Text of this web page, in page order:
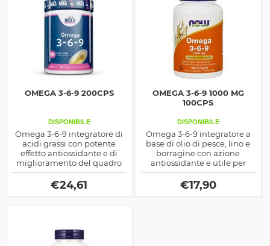
OMEGA 3-6-9 200CPS
DISPONIBILE
Omega 3-6-9 integratore di
acidi grassi con potente
effetto antiossidante e di
miglioramento del quadro
lipidemico, ideale anche
come dimagrante
metabolico indiretto
€24,61
OMEGA 3-6-9 1000 MG
100CPS
DISPONIBILE
Omega 3-6-9 integratore a
base di olio di pesce, lino e
borragine con azione
antiossidante e utile per
abbassare i livelli di radicali
liberi prodotto dalla Now
Foods
€17,90